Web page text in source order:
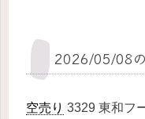
2026/05/08
空売り 3329 東和フ